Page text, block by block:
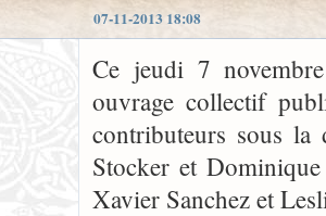
07-11-2013 18:08
Ce jeudi 7
ouvrage collectif
contributeurs sous
Stocker et
Xavier Sanchez et